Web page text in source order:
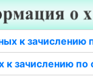
к зачислению
зачислению